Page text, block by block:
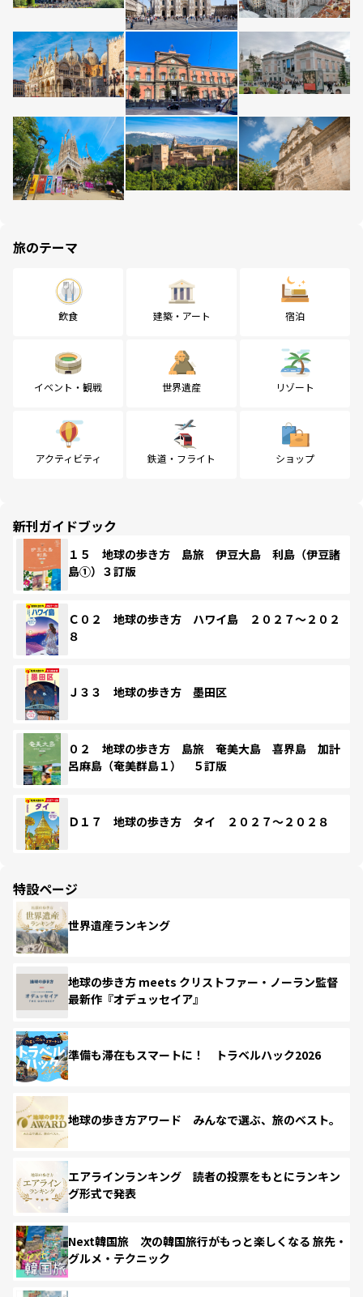
旅のテーマ
飲食 建築・アート 宿泊
イベント・観戦 世界遺産 リゾート
アクティビティ 鉄道・フライト ショップ
新刊ガイドブック
１５ 地球の歩き方 島旅 伊豆大島 利島（伊豆諸
島①）３訂版
Ｃ０２ 地球の歩き方 ハワイ島 ２０２７～２０２
８
Ｊ３３ 地球の歩き方 墨田区
０２ 地球の歩き方 島旅 奄美大島 喜界島 加計
呂麻島（奄美群島１） ５訂版
Ｄ１７ 地球の歩き方 タイ ２０２７～２０２８
特設ページ
世界遺産ランキング
地球の歩き方 meets クリストファー・ノーラン監督
最新作『オデュッセイア』
準備も滞在もスマートに！ トラベルハック2026
地球の歩き方アワード みんなで選ぶ、旅のベスト。
エアラインランキング 読者の投票をもとにランキン
グ形式で発表
Next韓国旅 次の韓国旅行がもっと楽しくなる 旅先・
グルメ・テクニック